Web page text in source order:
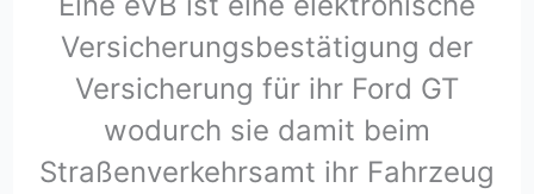
Versicherungsbestätigung der
Versicherung für ihr Ford GT
wodurch sie damit beim
Straßenverkehrsamt ihr Fahrzeug